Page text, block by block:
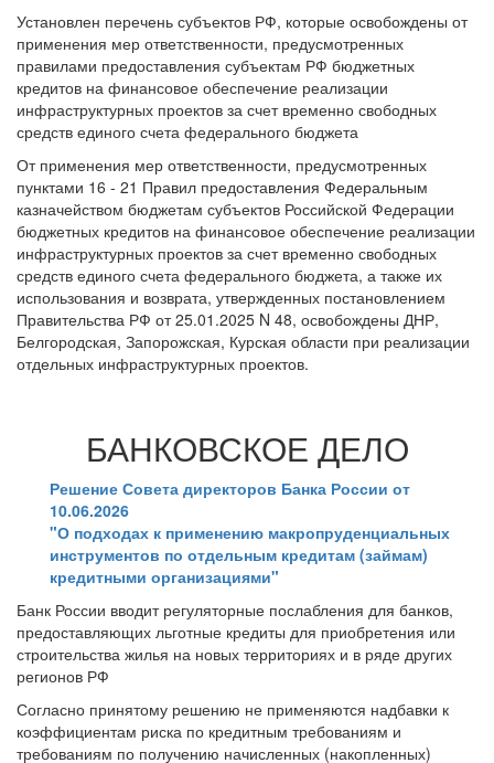
Установлен перечень субъектов РФ, которые освобождены от
применения мер ответственности, предусмотренных
правилами предоставления субъектам РФ бюджетных
кредитов на финансовое обеспечение реализации
инфраструктурных проектов за счет временно свободных
средств единого счета федерального бюджета
От применения мер ответственности, предусмотренных
пунктами 16 - 21 Правил предоставления Федеральным
казначейством бюджетам субъектов Российской Федерации
бюджетных кредитов на финансовое обеспечение реализации
инфраструктурных проектов за счет временно свободных
средств единого счета федерального бюджета, а также их
использования и возврата, утвержденных постановлением
Правительства РФ от 25.01.2025 N 48, освобождены ДНР,
Белгородская, Запорожская, Курская области при реализации
отдельных инфраструктурных проектов.
БАНКОВСКОЕ ДЕЛО
Решение Совета директоров Банка России от
10.06.2026
"О подходах к применению макропруденциальных
инструментов по отдельным кредитам (займам)
кредитными организациями"
Банк России вводит регуляторные послабления для банков,
предоставляющих льготные кредиты для приобретения или
строительства жилья на новых территориях и в ряде других
регионов РФ
Согласно принятому решению не применяются надбавки к
коэффициентам риска по кредитным требованиям и
требованиям по получению начисленных (накопленных)